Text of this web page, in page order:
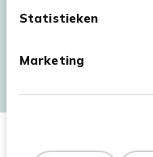
Statistieken
Marketing
Algemene voorwaarden
Cookiebeleid